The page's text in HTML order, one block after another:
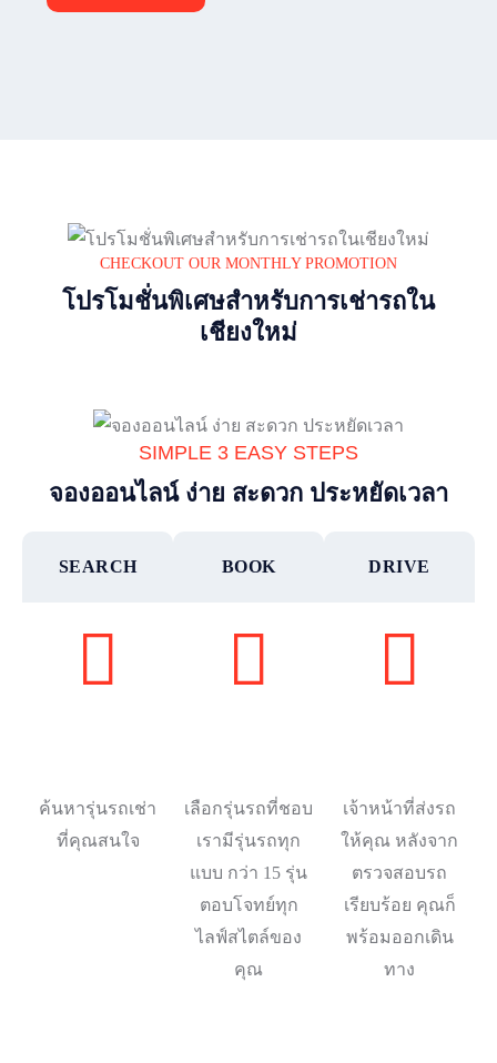
CHECKOUT OUR MONTHLY PROMOTION
โปรโมชั่นพิเศษสำหรับการเช่ารถใน
เชียงใหม่
SIMPLE 3 EASY STEPS
จองออนไลน์ ง่าย สะดวก ประหยัดเวลา
SEARCH
ค้นหารุ่นรถเช่า
ที่คุณสนใจ
BOOK
เลือกรุ่นรถที่ชอบ
เรามีรุ่นรถทุก
แบบ กว่า 15 รุ่น
ตอบโจทย์ทุก
ไลฟ์สไตล์ของ
คุณ
DRIVE
เจ้าหน้าที่ส่งรถ
ให้คุณ หลังจาก
ตรวจสอบรถ
เรียบร้อย คุณก็
พร้อมออกเดิน
ทาง